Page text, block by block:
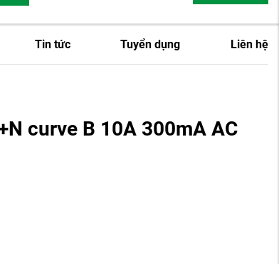
Tin tức Tuyển dụng Liên hệ
curve B 10A 300mA AC